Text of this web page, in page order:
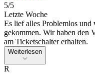
5/5
Letzte Woche
Es lief alles Problemlos
gekommen. Wir haben den
am Ticketschalter erhalten.
Weiterlesen
R